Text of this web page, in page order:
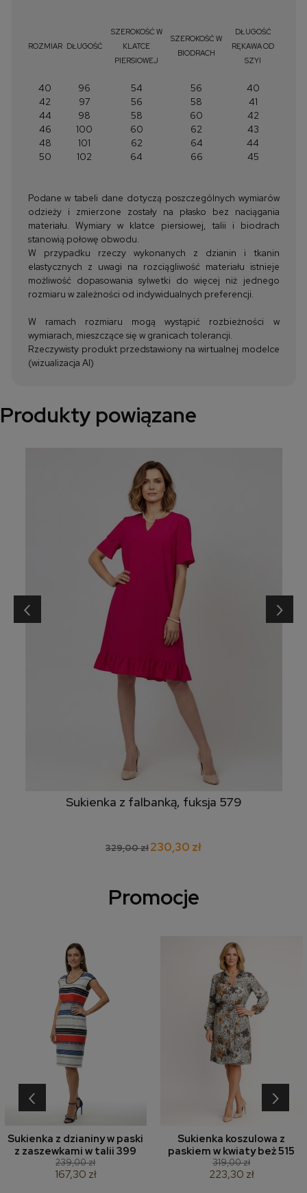
ROZMIAR DŁUGOŚĆ
SZEROKOŚĆ W
KLATCE
PIERSIOWEJ
SZEROKOŚĆ W
BIODRACH
DŁUGOŚĆ
RĘKAWA OD
SZYI
40 96 54 56
40
42
97 56 58
41
44
98 58 60
42
46
100 60 62
43
48
101 62 64
44
50
102 64 66 45
Podane w tabeli dane dotyczą poszczególnych wymiarów
odzieży i zmierzone zostały na płasko bez naciągania
materiału. Wymiary w klatce piersiowej, talii i biodrach
stanowią połowę obwodu.
W przypadku rzeczy wykonanych z dzianin i tkanin
elastycznych z uwagi na rozciągliwość materiału istnieje
możliwość dopasowania sylwetki do więcej niż jednego
rozmiaru w zależności od indywidualnych preferencji.
W ramach rozmiaru mogą wystąpić rozbieżności w
wymiarach, mieszczące się w granicach tolerancji.
Rzeczywisty produkt przedstawiony na wirtualnej modelce
(wizualizacja AI)
Produkty powiązane
Sukienka z falbanką, fuksja 579
329,00 zł230,30 zł
‹ ›
Promocje
Sukienka z dzianiny w paski
z zaszewkami w talii 399
239,00 zł
167,30 zł
Sukienka koszulowa z
paskiem w kwiaty beż 515
319,00 zł
223,30 zł
‹ ›